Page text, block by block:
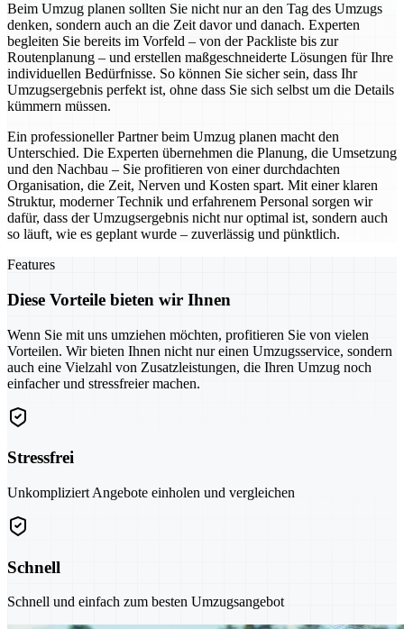
Beim Umzug planen sollten Sie nicht nur an den Tag des Umzugs
denken, sondern auch an die Zeit davor und danach. Experten
begleiten Sie bereits im Vorfeld – von der Packliste bis zur
Routenplanung – und erstellen maßgeschneiderte Lösungen für Ihre
individuellen Bedürfnisse. So können Sie sicher sein, dass Ihr
Umzugsergebnis perfekt ist, ohne dass Sie sich selbst um die Details
kümmern müssen.
Ein professioneller Partner beim Umzug planen macht den
Unterschied. Die Experten übernehmen die Planung, die Umsetzung
und den Nachbau – Sie profitieren von einer durchdachten
Organisation, die Zeit, Nerven und Kosten spart. Mit einer klaren
Struktur, moderner Technik und erfahrenem Personal sorgen wir
dafür, dass der Umzugsergebnis nicht nur optimal ist, sondern auch
so läuft, wie es geplant wurde – zuverlässig und pünktlich.
Features
Diese Vorteile bieten wir Ihnen
Wenn Sie mit uns umziehen möchten, profitieren Sie von vielen
Vorteilen. Wir bieten Ihnen nicht nur einen Umzugsservice, sondern
auch eine Vielzahl von Zusatzleistungen, die Ihren Umzug noch
einfacher und stressfreier machen.
Stressfrei
Unkompliziert Angebote einholen und vergleichen
Schnell
Schnell und einfach zum besten Umzugsangebot